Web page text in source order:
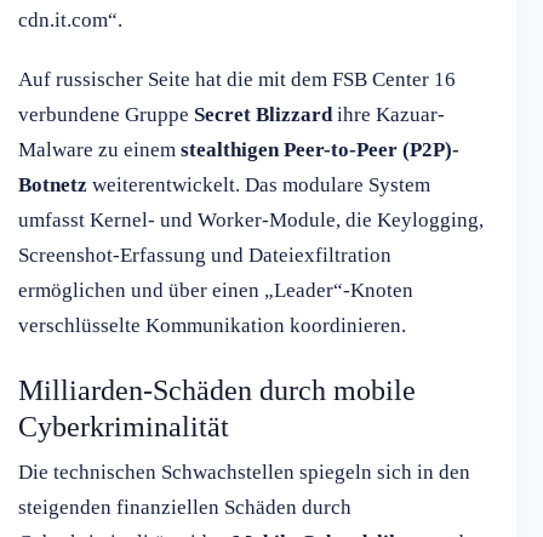
cdn.it.com“.
Auf russischer Seite hat die mit dem FSB Center 16
verbundene Gruppe Secret Blizzardihre Kazuar-
Malware zu einem stealthigen Peer-to-Peer (P2P)-
Botnetz weiterentwickelt. Das modulare System
umfasst Kernel- und Worker-Module, die Keylogging,
Screenshot-Erfassung und Dateiexfiltration
ermöglichen und über einen „Leader“-Knoten
verschlüsselte Kommunikation koordinieren.
Milliarden-Schäden durch mobile
Cyberkriminalität
Die technischen Schwachstellen spiegeln sich in den
steigenden finanziellen Schäden durch